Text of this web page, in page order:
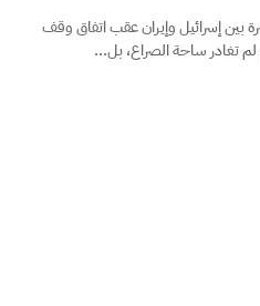
بين إسرائيل وإيران عقب اتفاق وقف
لم تغادر ساحة الصراع، بل...